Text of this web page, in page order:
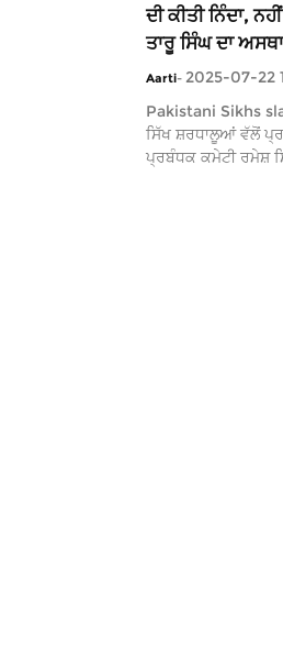
ਦੀ ਕੀਤੀ ਨਿੰਦਾ,
ਤਾਰੂ ਸਿੰਘ ਦਾ
Aarti- 2025-07-22
Pakistani Sikhs
ਸਿੱਖ ਸ਼ਰਧਾਲੂਆਂ ਵੱਲੋਂ
ਪ੍ਰਬੰਧਕ ਕਮੇਟੀ ਰਮੇਸ਼